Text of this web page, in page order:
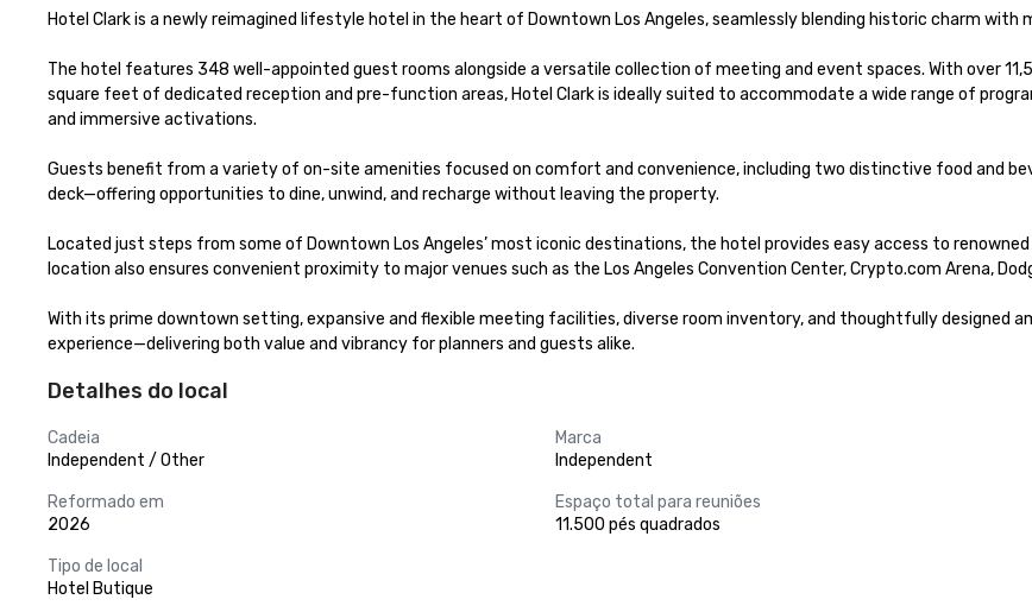
Hotel Clark is a newly reimagined lifestyle hotel in the heart of Downtown Los Angeles, seamlessly blending historic charm with
The hotel features 348 well-appointed guest rooms alongside a versatile collection of meeting and event spaces. With over
square feet of dedicated reception and pre-function areas, Hotel Clark is ideally suited to accommodate a wide range of
and immersive activations.
Guests benefit from a variety of on-site amenities focused on comfort and convenience, including two distinctive food and
deck—offering opportunities to dine, unwind, and recharge without leaving the property.
Located just steps from some of Downtown Los Angeles’ most iconic destinations, the hotel provides easy access to
location also ensures convenient proximity to major venues such as the Los Angeles Convention Center, Crypto.com Arena,
With its prime downtown setting, expansive and flexible meeting facilities, diverse room inventory, and thoughtfully designed
experience—delivering both value and vibrancy for planners and guests alike.
Detalhes do local
Cadeia
Independent / Other
Marca
Independent
Reformado em
2026
Espaço total para reuniões
11.500 pés quadrados
Tipo de local
Hotel Butique